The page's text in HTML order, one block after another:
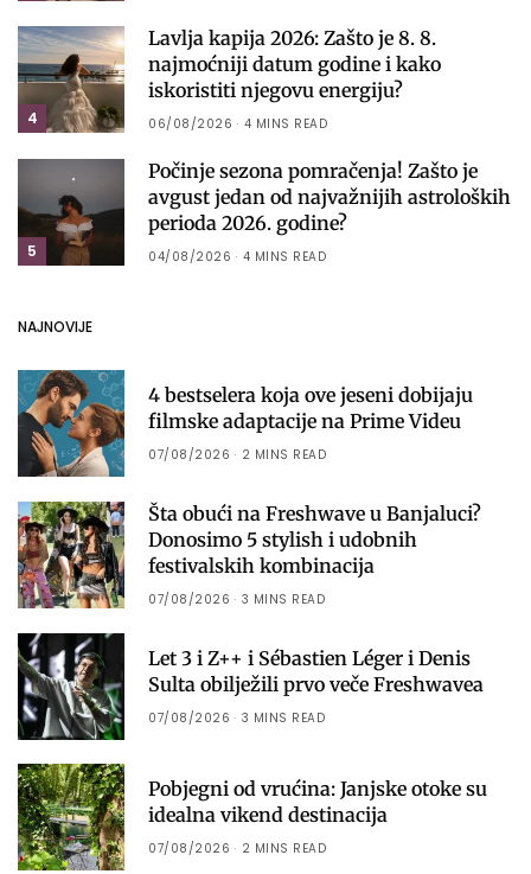
4
Lavlja kapija 2026: Zašto je 8. 8.
najmoćniji datum godine i kako
iskoristiti njegovu energiju?
06/08/2026 4 MINS READ
5
Počinje sezona pomračenja! Zašto je
avgust jedan od najvažnijih astroloških
perioda 2026. godine?
04/08/2026 4 MINS READ
NAJNOVIJE
4 bestselera koja ove jeseni dobijaju
filmske adaptacije na Prime Videu
07/08/2026 2 MINS READ
Šta obući na Freshwave u Banjaluci?
Donosimo 5 stylish i udobnih
festivalskih kombinacija
07/08/2026 3 MINS READ
Let 3 i Z++ i Sébastien Léger i Denis
Sulta obilježili prvo veče Freshwavea
07/08/2026 3 MINS READ
Pobjegni od vrućina: Janjske otoke su
idealna vikend destinacija
07/08/2026 2 MINS READ